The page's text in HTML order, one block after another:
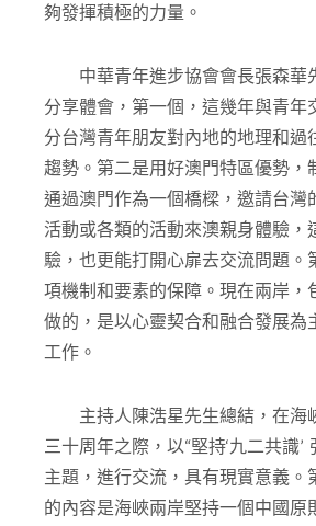
夠發揮積極的力量。
中華青年進步協會會長張森華
分享體會，第一個，這幾年與青年
分台灣青年朋友對內地的地理和過
趨勢。第二是用好澳門特區優勢，
通過澳門作為一個橋樑，邀請台灣
活動或各類的活動來澳親身體驗，
驗，也更能打開心扉去交流問題。
項機制和要素的保障。現在兩岸，
做的，是以心靈契合和融合發展為
工作。
主持人陳浩星先生總結，在海
三十周年之際，以“堅持‘九二共識’
主題，進行交流，具有現實意義。
的內容是海峽兩岸堅持一個中國原